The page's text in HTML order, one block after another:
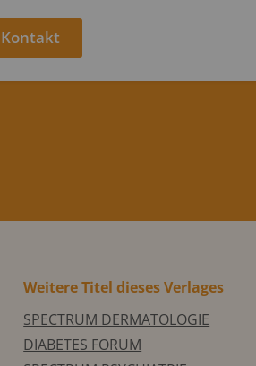
Kontakt
Weitere Titel dieses Verlages
SPECTRUM DERMATOLOGIE
DIABETES FORUM